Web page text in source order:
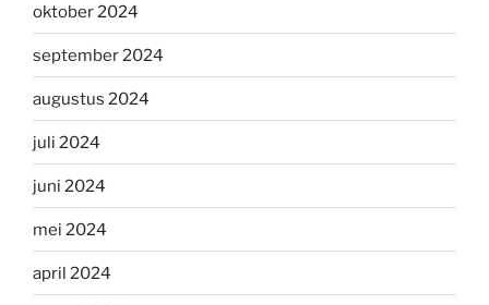
oktober 2024
september 2024
augustus 2024
juli 2024
juni 2024
mei 2024
april 2024